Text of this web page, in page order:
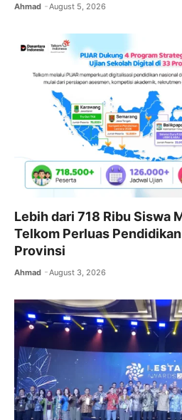
Ahmad August 5, 2026
Lebih dari 718 Ribu Siswa
Telkom Perluas
Provinsi
Ahmad August 3, 2026